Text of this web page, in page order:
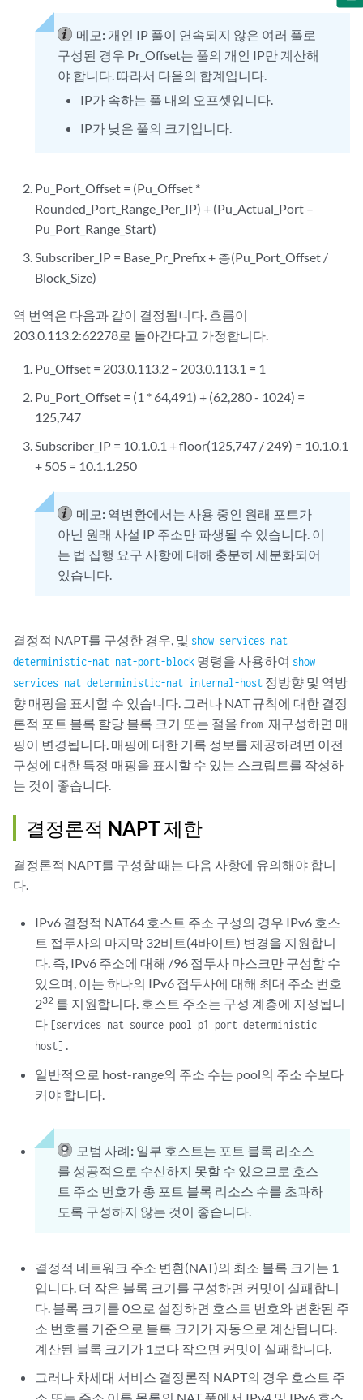
메모: 개인 IP 풀이 연속되지 않은 여러 풀로
구성된 경우 Pr_Offset는 풀의 개인 IP만 계산해
야 합니다. 따라서 다음의 합계입니다.
IP가 속하는 풀 내의 오프셋입니다.
IP가 낮은 풀의 크기입니다.
Pu_Port_Offset = (Pu_Offset *
Rounded_Port_Range_Per_IP) + (Pu_Actual_Port –
Pu_Port_Range_Start)
Subscriber_IP = Base_Pr_Prefix + 층(Pu_Port_Offset /
Block_Size)
역 번역은 다음과 같이 결정됩니다. 흐름이
203.0.113.2:62278로 돌아간다고 가정합니다.
Pu_Offset = 203.0.113.2 – 203.0.113.1 = 1
Pu_Port_Offset = (1 * 64,491) + (62,280 - 1024) =
125,747
Subscriber_IP = 10.1.0.1 + floor(125,747 / 249) = 10.1.0.1
+ 505 = 10.1.1.250
메모: 역변환에서는 사용 중인 원래 포트가
아닌 원래 사설 IP 주소만 파생될 수 있습니다. 이
는 법 집행 요구 사항에 대해 충분히 세분화되어
있습니다.
결정적 NAPT를 구성한 경우, 및 show services nat
deterministic-nat nat-port-block 명령을 사용하여 show
services nat deterministic-nat internal-host 정방향 및 역방
향 매핑을 표시할 수 있습니다. 그러나 NAT 규칙에 대한 결정
론적 포트 블록 할당 블록 크기 또는 절을 from 재구성하면 매
핑이 변경됩니다. 매핑에 대한 기록 정보를 제공하려면 이전
구성에 대한 특정 매핑을 표시할 수 있는 스크립트를 작성하
는 것이 좋습니다.
결정론적 NAPT 제한
결정론적 NAPT를 구성할 때는 다음 사항에 유의해야 합니
다.
IPv6 결정적 NAT64 호스트 주소 구성의 경우 IPv6 호스
트 접두사의 마지막 32비트(4바이트) 변경을 지원합니
다. 즉, IPv6 주소에 대해 /96 접두사 마스크만 구성할 수
있으며, 이는 하나의 IPv6 접두사에 대해 최대 주소 번호
232 를 지원합니다. 호스트 주소는 구성 계층에 지정됩니
다 [services nat source pool p1 port deterministic
host] .
일반적으로 host-range의 주소 수는 pool의 주소 수보다
커야 합니다.
모범 사례: 일부 호스트는 포트 블록 리소스
를 성공적으로 수신하지 못할 수 있으므로 호스
트 주소 번호가 총 포트 블록 리소스 수를 초과하
도록 구성하지 않는 것이 좋습니다.
결정적 네트워크 주소 변환(NAT)의 최소 블록 크기는 1
입니다. 더 작은 블록 크기를 구성하면 커밋이 실패합니
다. 블록 크기를 0으로 설정하면 호스트 번호와 변환된 주
소 번호를 기준으로 블록 크기가 자동으로 계산됩니다.
계산된 블록 크기가 1보다 작으면 커밋이 실패합니다.
그러나 차세대 서비스 결정론적 NAPT의 경우 호스트 주